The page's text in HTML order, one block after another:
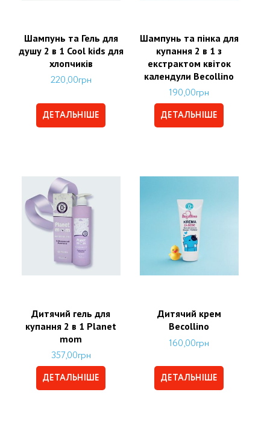
Шампунь та Гель для
душу 2 в 1 Cool kids для
хлопчиків
220,00грн
ДЕТАЛЬНІШЕ
Шампунь та пінка для
купання 2 в 1 з
екстрактом квіток
календули Becollino
190,00грн
ДЕТАЛЬНІШЕ
Дитячий гель для
купання 2 в 1 Planet
mom
357,00грн
ДЕТАЛЬНІШЕ
Дитячий крем
Becollino
160,00грн
ДЕТАЛЬНІШЕ